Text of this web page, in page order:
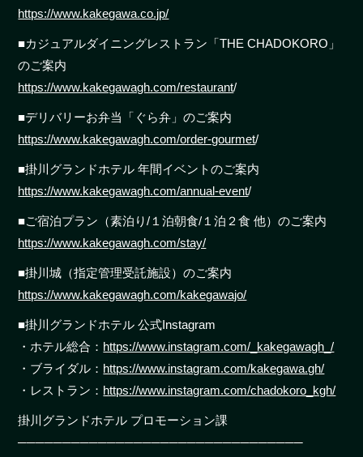
https://www.kakegawa.co.jp/
■カジュアルダイニングレストラン「THE CHADOKORO」
のご案内
https://www.kakegawagh.com/restaurant/
■デリバリーお弁当「ぐら弁」のご案内
https://www.kakegawagh.com/order-gourmet/
■掛川グランドホテル 年間イベントのご案内
https://www.kakegawagh.com/annual-event/
■ご宿泊プラン（素泊り/１泊朝食/１泊２食 他）のご案内
https://www.kakegawagh.com/stay/
■掛川城（指定管理受託施設）のご案内
https://www.kakegawagh.com/kakegawajo/
■掛川グランドホテル 公式Instagram
・ホテル総合： https://www.instagram.com/_kakegawagh_/
・ブライダル： https://www.instagram.com/kakegawa.gh/
・レストラン： https://www.instagram.com/chadokoro_kgh/
掛川グランドホテル プロモーション課
────────────────────────────────